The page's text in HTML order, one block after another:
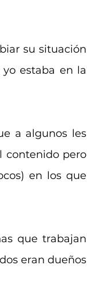
su situación
estaba en la
a algunos les
contenido pero
en los que
que trabajan
eran dueños